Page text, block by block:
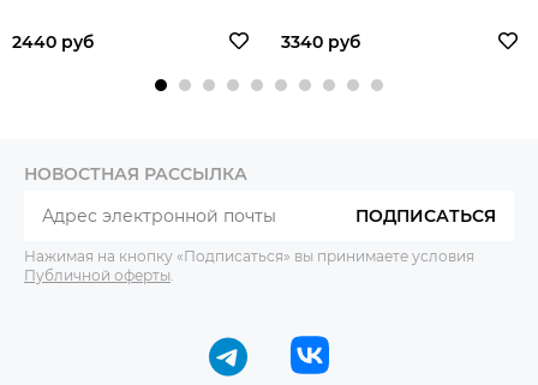
2440 руб 3340 руб
НОВОСТНАЯ РАССЫЛКА
ПОДПИСАТЬСЯ
Нажимая на кнопку «Подписаться» вы принимаете условия
Публичной оферты